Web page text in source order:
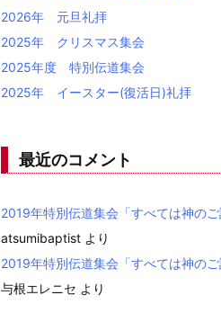
2026年 元旦礼拝
2025年 クリスマス集会
2025年度 特別伝道集会
2025年 イースター(復活日)礼拝
最近のコメント
2019年特別伝道集会「すべては神のご
atsumibaptist より
2019年特別伝道集会「すべては神のご
与根エレニセ より